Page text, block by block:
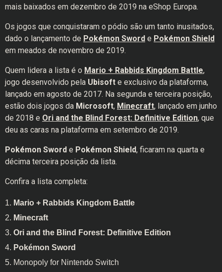
mais baixados em dezembro de 2019 na eShop Europa.
Os jogos que conquistaram o pódio são um tanto inusitados,
dado o lançamento de Pokémon Sword e Pokémon Shield
em meados de novembro de 2019.
Quem lidera a lista é o Mario + Rabbids Kingdom Battle,
jogo desenvolvido pela Ubisoft e exclusivo da plataforma,
lançado em agosto de 2017. Na segunda e terceira posição,
estão dois jogos da Microsoft, Minecraft, lançado em junho
de 2018 e Ori and the Blind Forest: Definitive Edition, que
deu as caras na plataforma em setembro de 2019.
Pokémon Sword e Pokémon Shield, ficaram na quarta e
décima terceira posição da lista.
Confira a lista completa:
Mario + Rabbids Kingdom Battle
Minecraft
Ori and the Blind Forest: Definitive Edition
Pokémon Sword
Monopoly for Nintendo Switch